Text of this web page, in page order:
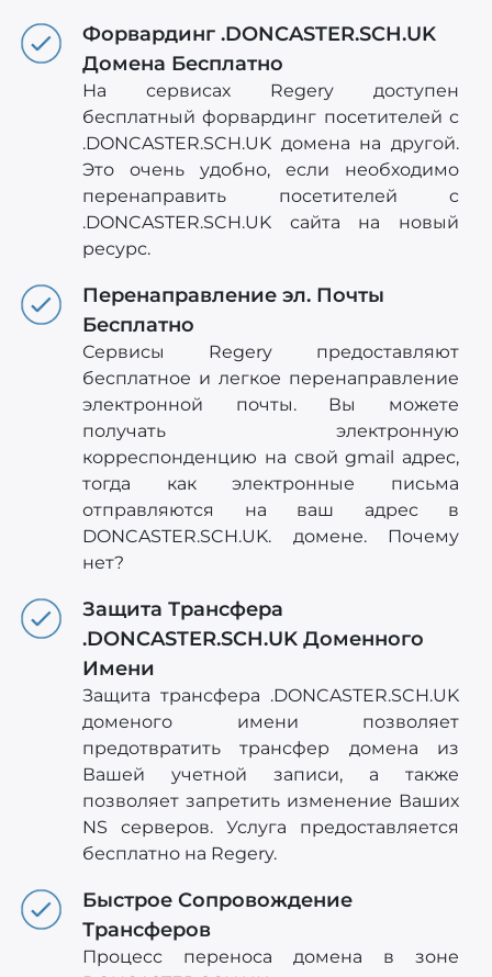
Форвардинг .DONCASTER.SCH.UK
Домена Бесплатно
На сервисах Regery доступен
бесплатный форвардинг посетителей с
.DONCASTER.SCH.UK домена на другой.
Это очень удобно, если необходимо
перенаправить посетителей c
.DONCASTER.SCH.UK сайта на новый
ресурс.
Перенаправление эл. Почты
Бесплатно
Сервисы Regery предоставляют
бесплатное и легкое перенаправление
электронной почты. Вы можете
получать электронную
корреспонденцию на свой gmail адрес,
тогда как электронные письма
отправляются на ваш адрес в
DONCASTER.SCH.UK. домене. Почему
нет?
Защита Трансфера
.DONCASTER.SCH.UK Доменного
Имени
Защита трансфера .DONCASTER.SCH.UK
доменого имени позволяет
предотвратить трансфер домена из
Вашей учетной записи, а также
позволяет запретить изменение Ваших
NS серверов. Услуга предоставляется
бесплатно на Regery.
Быстрое Сопровождение
Трансферов
Процесс переноса домена в зоне